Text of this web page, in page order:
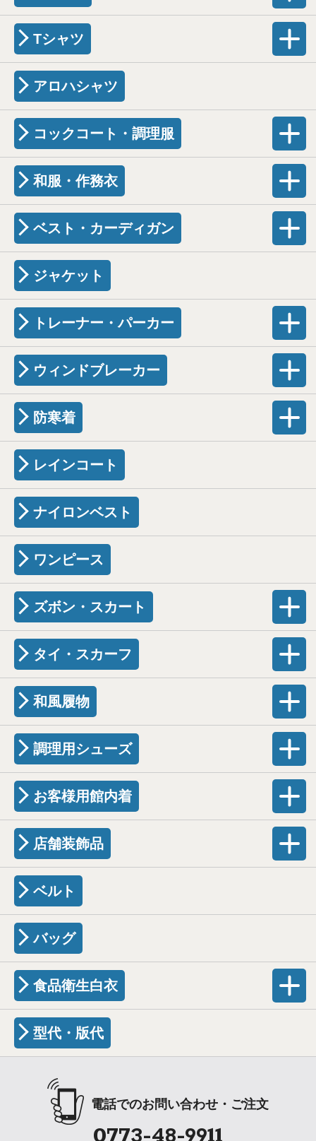
Tシャツ
アロハシャツ
コックコート・調理服
和服・作務衣
ベスト・カーディガン
ジャケット
トレーナー・パーカー
ウィンドブレーカー
防寒着
レインコート
ナイロンベスト
ワンピース
ズボン・スカート
タイ・スカーフ
和風履物
調理用シューズ
お客様用館内着
店舗装飾品
ベルト
バッグ
食品衛生白衣
型代・版代
電話でのお問い合わせ・ご注文